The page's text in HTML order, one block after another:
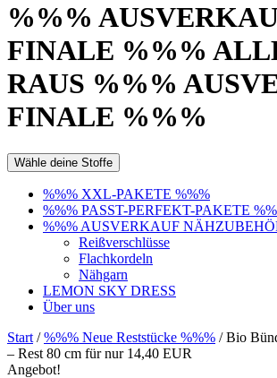
%%%
FINALE %%%
RAUS %%%
FINALE %%%
Wähle deine Stoffe
%%% XXL-PAKETE %%%
%%% PASST-PERFEKT-PAKETE
%%% AUSVERKAUF
Reißverschlüsse
Flachkordeln
Nähgarn
LEMON SKY DRESS
Über uns
Start /%%% Neue Reststücke %%% / Bio
– Rest 80 cm für nur 14,40 EUR
Angebot!